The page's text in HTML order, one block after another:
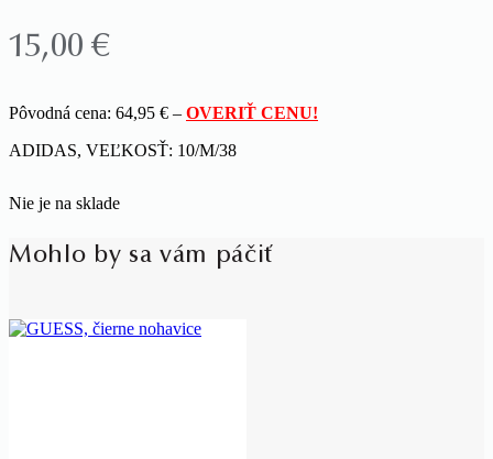
15,00€
Pôvodná cena: 64,95 € – OVERIŤ CENU!
ADIDAS, VEĽKOSŤ: 10/M/38
Nie je na sklade
Mohlo by sa vám páčiť